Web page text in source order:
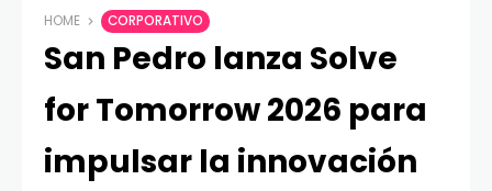
HOME CORPORATIVO
San Pedro lanza Solve
for Tomorrow 2026 para
impulsar la innovación